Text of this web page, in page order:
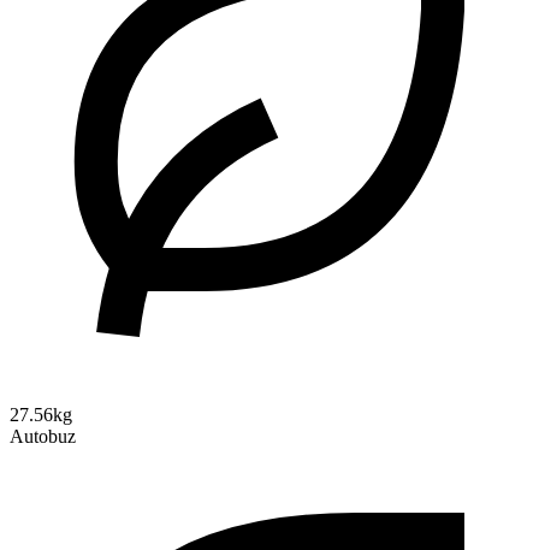
27.56kg
Autobuz